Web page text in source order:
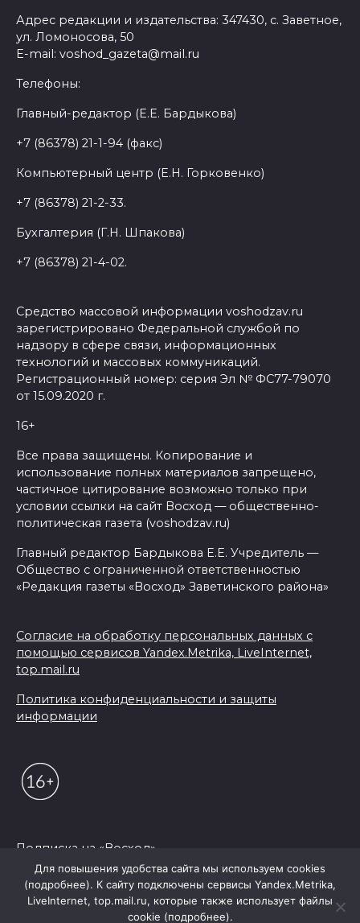
Адрес редакции и издательства: 347430, с. Заветное,
ул. Ломоносова, 50
E-mail: voshod_gazeta@mail.ru
Телефоны:
Главный-редактор (Е.Е. Бардыкова)
+7 (86378) 21-1-94 (факс)
Компьютерный центр (Е.Н. Горковенко)
+7 (86378) 21-2-33.
Бухгалтерия (Г.Н. Шпакова)
+7 (86378) 21-4-02.
Средство массовой информации voshodzav.ru
зарегистрировано Федеральной службой по
надзору в сфере связи, информационных
технологий и массовых коммуникаций.
Регистрационный номер: серия Эл № ФС77-79070
от 15.09.2020 г.
16+
Все права защищены. Копирование и
использование полных материалов запрещено,
частичное цитирование возможно только при
условии ссылки на сайт Восход — общественно-
политическая газета (voshodzav.ru)
Главный редактор Бардыкова Е.Е. Учредитель —
Общество с ограниченной ответственностью
«Редакция газеты «Восход» Заветинского района»
Согласие на обработку персональных данных с
помощью сервисов Yandex.Metrika, LiveInternet,
top.mail.ru
Политика конфиденциальности и защиты
информации
Подписка на «Восход»
© 2026 Редакция "Восход"
Для повышения удобства сайта мы используем cookies
(подробнее). К сайту подключены сервисы Yandex.Metrika,
LiveInternet, top.mail.ru, которые также использует файлы
cookie (подробнее).